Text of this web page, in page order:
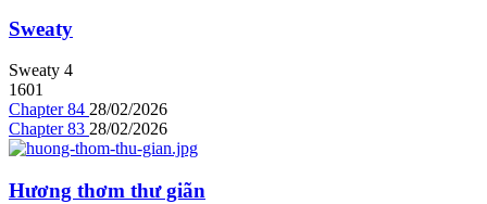
Sweaty
Sweaty 4
1601
Chapter 84 28/02/2026
Chapter 83 28/02/2026
Hương thơm thư giãn